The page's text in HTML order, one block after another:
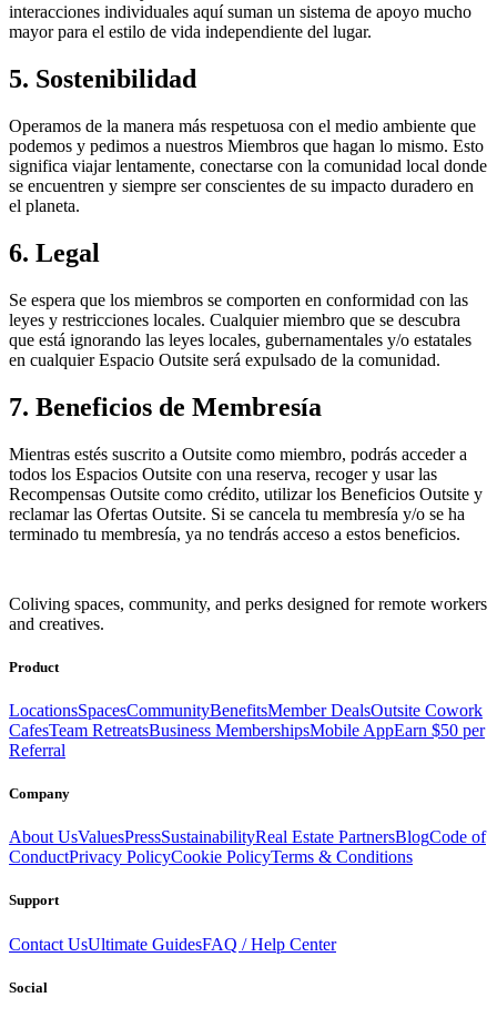
interacciones individuales aquí suman un sistema de apoyo mucho
mayor para el estilo de vida independiente del lugar.
5. Sostenibilidad
Operamos de la manera más respetuosa con el medio ambiente que
podemos y pedimos a nuestros Miembros que hagan lo mismo. Esto
significa viajar lentamente, conectarse con la comunidad local donde
se encuentren y siempre ser conscientes de su impacto duradero en
el planeta.
6. Legal
Se espera que los miembros se comporten en conformidad con las
leyes y restricciones locales. Cualquier miembro que se descubra
que está ignorando las leyes locales, gubernamentales y/o estatales
en cualquier Espacio Outsite será expulsado de la comunidad.
7. Beneficios de Membresía
Mientras estés suscrito a Outsite como miembro, podrás acceder a
todos los Espacios Outsite con una reserva, recoger y usar las
Recompensas Outsite como crédito, utilizar los Beneficios Outsite y
reclamar las Ofertas Outsite. Si se cancela tu membresía y/o se ha
terminado tu membresía, ya no tendrás acceso a estos beneficios.
Coliving spaces, community, and perks designed for remote workers
and creatives.
Product
LocationsSpacesCommunityBenefitsMember DealsOutsite Cowork
CafesTeam RetreatsBusiness MembershipsMobile AppEarn $50 per
Referral
Company
About UsValuesPressSustainabilityReal Estate PartnersBlogCode of
ConductPrivacy PolicyCookie PolicyTerms & Conditions
Support
Contact UsUltimate GuidesFAQ / Help Center
Social